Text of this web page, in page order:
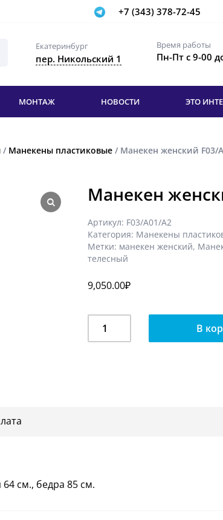
+7 (343) 378-72-45
Екатеринбург
пер. Никольский 1
Время работы
Пн-Пт с 9-00
МОНТАЖ НОВОСТИ ЭТО
/ Манекены пластиковые / Манекен женский F03/
Манекен
Артикул: F03/A01/A2
Категория: Манекены
Метки: манекен женский,
телесный
9,050.00₽
Манекен
В
см., бедра 85 см.